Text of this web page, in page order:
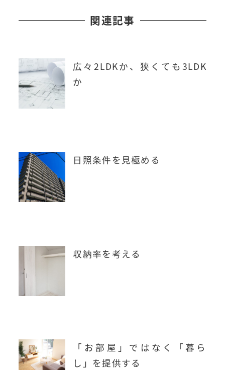
関連記事
広々2LDKか、狭くても3LDK
か
日照条件を見極める
収納率を考える
「お部屋」ではなく「暮ら
し」を提供する